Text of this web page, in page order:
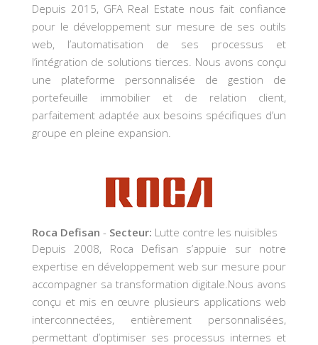
Depuis 2015, GFA Real Estate nous fait confiance
pour le développement sur mesure de ses outils
web, l’automatisation de ses processus et
l’intégration de solutions tierces. Nous avons conçu
une plateforme personnalisée de gestion de
portefeuille immobilier et de relation client,
parfaitement adaptée aux besoins spécifiques d’un
groupe en pleine expansion.
Roca Defisan - Secteur: Lutte contre les nuisibles
Depuis 2008, Roca Defisan s’appuie sur notre
expertise en développement web sur mesure pour
accompagner sa transformation digitale.Nous avons
conçu et mis en œuvre plusieurs applications web
interconnectées, entièrement personnalisées,
permettant d’optimiser ses processus internes et